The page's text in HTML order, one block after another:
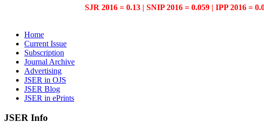
SJR 2016 = 0.13 | SNIP 2016 = 0.059 | IPP 2016 =
Home
Current Issue
Subscription
Journal Archive
Advertising
JSER in OJS
JSER Blog
JSER in ePrints
JSER Info